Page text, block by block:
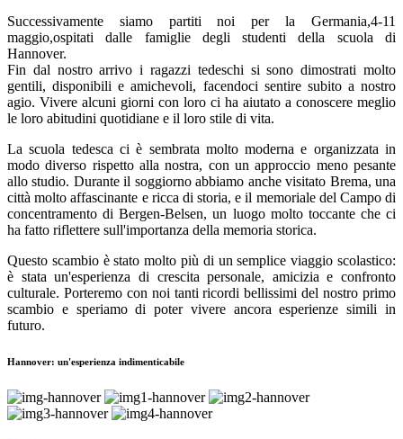
Successivamente siamo partiti noi per la Germania,4-11
maggio,ospitati dalle famiglie degli studenti della scuola di
Hannover.
Fin dal nostro arrivo i ragazzi tedeschi si sono dimostrati molto
gentili, disponibili e amichevoli, facendoci sentire subito a nostro
agio. Vivere alcuni giorni con loro ci ha aiutato a conoscere meglio
le loro abitudini quotidiane e il loro stile di vita.
La scuola tedesca ci è sembrata molto moderna e organizzata in
modo diverso rispetto alla nostra, con un approccio meno pesante
allo studio. Durante il soggiorno abbiamo anche visitato Brema, una
città molto affascinante e ricca di storia, e il memoriale del Campo di
concentramento di Bergen-Belsen, un luogo molto toccante che ci
ha fatto riflettere sull'importanza della memoria storica.
Questo scambio è stato molto più di un semplice viaggio scolastico:
è stata un'esperienza di crescita personale, amicizia e confronto
culturale. Porteremo con noi tanti ricordi bellissimi del nostro primo
scambio e speriamo di poter vivere ancora esperienze simili in
futuro.
Hannover: un'esperienza indimenticabile